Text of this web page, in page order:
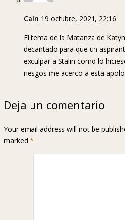
Caín 19 octubre, 2021, 22:16
El tema de la Matanza de
decantado para que un
exculpar a Stalin como lo
riesgos me acerco a esta
Deja un comentario
Your email address will not be
marked *